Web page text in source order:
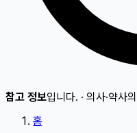
참고 정보입니다. · 의사·약사
홈